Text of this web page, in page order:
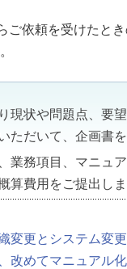
ご依頼を受けたと
現状や問題点、要
ただいて、企画書
業務項目、マニュ
算費用をご提出し
変更とシステム変
改めてマニュアル